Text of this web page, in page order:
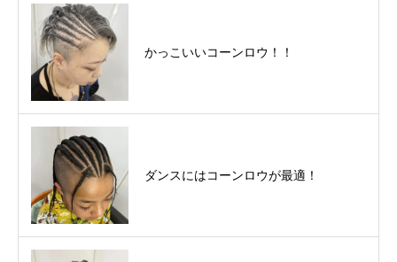
かっこいいコーンロウ！！
ダンスにはコーンロウが最適！